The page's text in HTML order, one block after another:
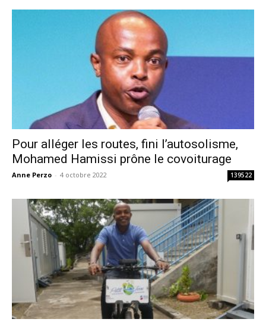
Pour alléger les routes, fini l’autosolisme,
Mohamed Hamissi prône le covoiturage
Anne Perzo - 4 octobre 2022 139522